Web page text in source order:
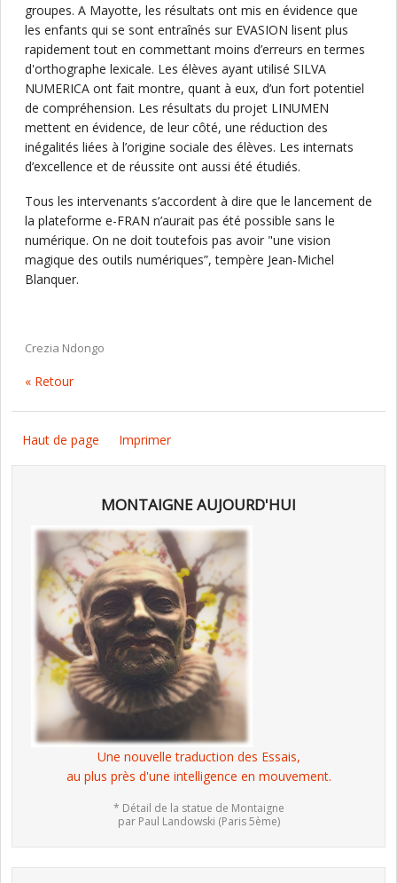
groupes. A Mayotte, les résultats ont mis en évidence que
les enfants qui se sont entraînés sur EVASION lisent plus
rapidement tout en commettant moins d’erreurs en termes
d'orthographe lexicale. Les élèves ayant utilisé SILVA
NUMERICA ont fait montre, quant à eux, d’un fort potentiel
de compréhension. Les résultats du projet LINUMEN
mettent en évidence, de leur côté, une réduction des
inégalités liées à l’origine sociale des élèves. Les internats
d’excellence et de réussite ont aussi été étudiés.
Tous les intervenants s’accordent à dire que le lancement de
la plateforme e-FRAN n’aurait pas été possible sans le
numérique. On ne doit toutefois pas avoir "une vision
magique des outils numériques”, tempère Jean-Michel
Blanquer.
Crezia Ndongo
« Retour
Haut de page Imprimer
MONTAIGNE AUJOURD'HUI
Une nouvelle traduction des Essais,
au plus près d'une intelligence en mouvement.
* Détail de la statue de Montaigne
par Paul Landowski (Paris 5ème)